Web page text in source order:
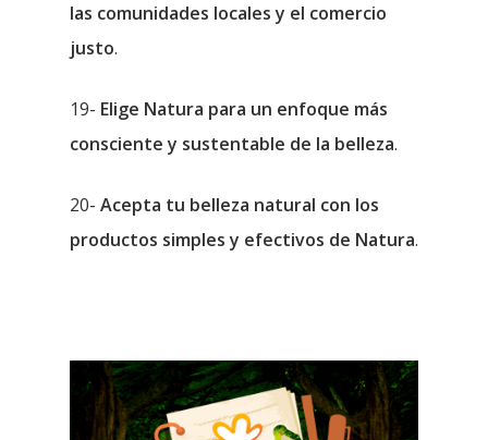
las comunidades locales y el comercio
justo.
19- Elige Natura para un enfoque más
consciente y sustentable de la belleza.
20- Acepta tu belleza natural con los
productos simples y efectivos de Natura.